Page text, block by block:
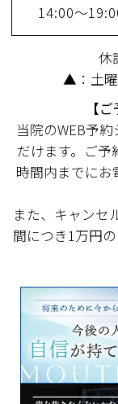
14:00～
休
▲：土曜
【
当院のWEB予
だけます。ご
時間内までにお
また、キャンセ
間につき1万円